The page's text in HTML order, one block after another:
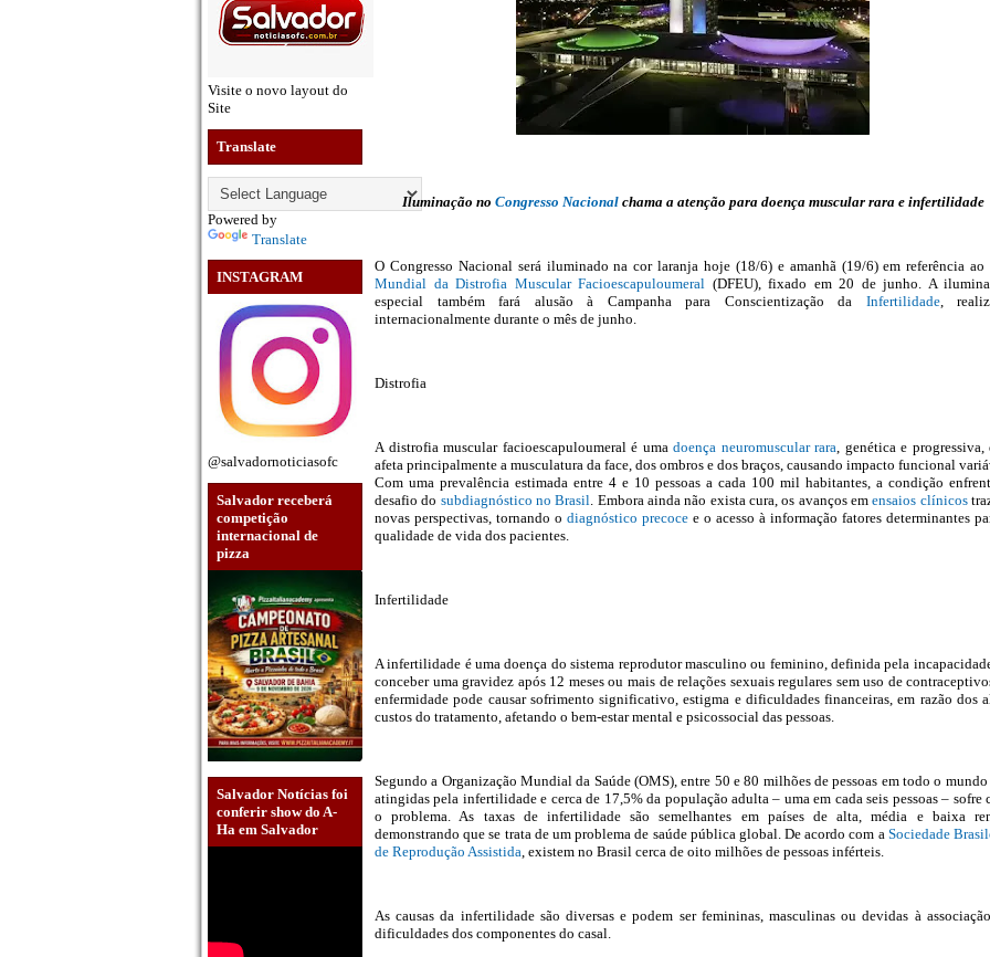
Visite o novo layout do
Site
Translate
Powered by
Translate
INSTAGRAM
@salvadornoticiasofc
Salvador receberá
competição
internacional de
pizza
Salvador Notícias foi
conferir show do A-
Ha em Salvador
Iluminação no Congresso Nacionalchama a atenção para doença muscular rara e infertilidade
O Congresso Nacional será iluminado na cor laranja hoje (18/6) e amanhã (19/6) em referência ao
Mundial da Distrofia Muscular Facioescapuloumeral (DFEU), fixado em 20 de junho. A
especial também fará alusão à Campanha para Conscientização da Infertilidade,
internacionalmente durante o mês de junho.
Distrofia
A distrofia muscular facioescapuloumeral é uma doença neuromuscular rara, genética e progressiva,
afeta principalmente a musculatura da face, dos ombros e dos braços, causando impacto funcional
Com uma prevalência estimada entre 4 e 10 pessoas a cada 100 mil habitantes, a condição
desafio do subdiagnóstico no Brasil. Embora ainda não exista cura, os avanços emensaios clínicos
novas perspectivas, tornando o diagnóstico precoce e o acesso à informação fatores determinantes
qualidade de vida dos pacientes.
Infertilidade
A infertilidade é uma doença do sistema reprodutor masculino ou feminino, definida pela
conceber uma gravidez após 12 meses ou mais de relações sexuais regulares sem uso de
enfermidade pode causar sofrimento significativo, estigma e dificuldades financeiras, em razão dos
custos do tratamento, afetando o bem-estar mental e psicossocial das pessoas.
Segundo a Organização Mundial da Saúde (OMS), entre 50 e 80 milhões de pessoas em todo o mundo
atingidas pela infertilidade e cerca de 17,5% da população adulta – uma em cada seis pessoas – sofre
o problema. As taxas de infertilidade são semelhantes em países de alta, média e baixa
demonstrando que se trata de um problema de saúde pública global. De acordo com a Sociedade
de Reprodução Assistida, existem no Brasil cerca de oito milhões de pessoas inférteis.
As causas da infertilidade são diversas e podem ser femininas, masculinas ou devidas à
dificuldades dos componentes do casal.